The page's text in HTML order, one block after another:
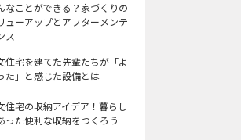
なことができる？家づくりの
ューアップとアフターメンテ
ス
住宅を建てた先輩たちが「よ
た」と感じた設備とは
住宅の収納アイデア！暮らし
った便利な収納をつくろう